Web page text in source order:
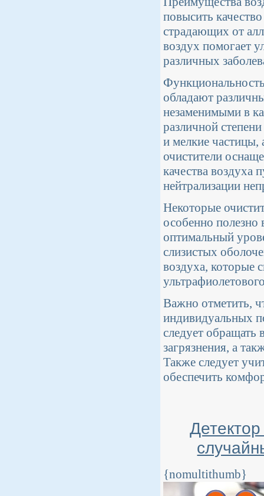
повысить
страдающих от
воздух помогает
различных
обладают
незаменимыми в
различной
и мелкие частицы,
очистители
качества воздуха
нейтрализации
Некоторые
особенно
оптимальный
слизистых
воздуха, которые
Важно отметить,
индивидуальных
следует
загрязнения, а
Также следует
обеспечить
{nomultithumb}